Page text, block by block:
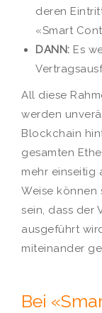
deren
«Smart
DANN: Es
All diese
werden
Blockchain
gesamten
mehr einseitig
Weise können
sein, dass der
ausgeführt
miteinander
Bei